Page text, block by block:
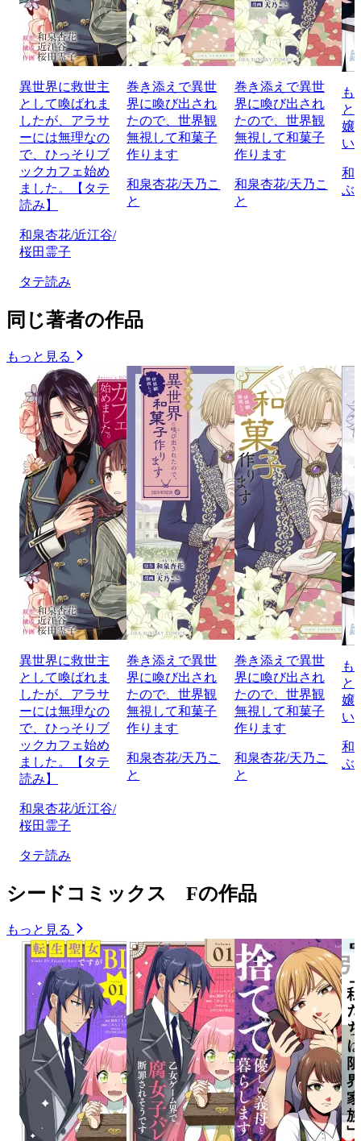
異世界に救世主
として喚ばれま
したが、アラサ
ーには無理なの
で、ひっそりブ
ックカフェ始め
ました。【タテ
読み】
和泉杏花/近江谷/
桜田霊子
タテ読み
巻き添えで異世
界に喚び出され
たので、世界観
無視して和菓子
作ります
和泉杏花/天乃こ
と
巻き添えで異世
界に喚び出され
たので、世界観
無視して和菓子
作ります
和泉杏花/天乃こ
と
も
と
嬢
い
和
ぶ
同じ著者の作品
もっと見る
異世界に救世主
として喚ばれま
したが、アラサ
ーには無理なの
で、ひっそりブ
ックカフェ始め
ました。【タテ
読み】
和泉杏花/近江谷/
桜田霊子
タテ読み
巻き添えで異世
界に喚び出され
たので、世界観
無視して和菓子
作ります
和泉杏花/天乃こ
と
巻き添えで異世
界に喚び出され
たので、世界観
無視して和菓子
作ります
和泉杏花/天乃こ
と
も
と
嬢
い
和
ぶ
シードコミックス Fの作品
もっと見る